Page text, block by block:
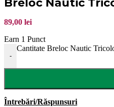
89,00 lei
Earn 1 Punct
-
Cantitate Breloc Nautic
Întrebări/Răspunsuri